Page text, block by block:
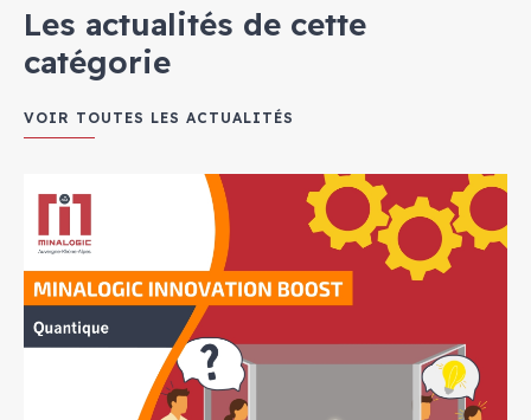
Les actualités de cette
catégorie
VOIR TOUTES LES ACTUALITÉS